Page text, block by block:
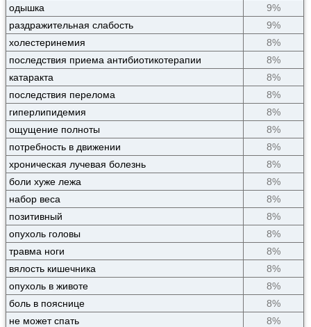
одышка
9%
раздражительная слабость
9%
холестеринемия
8%
последствия приема антибиотикотерапии
8%
катаракта
8%
последствия перелома
8%
гиперлипидемия
8%
ощущение полноты
8%
потребность в движении
8%
хроническая лучевая болезнь
8%
боли хуже лежа
8%
набор веса
8%
позитивный
8%
опухоль головы
8%
травма ноги
8%
вялость кишечника
8%
опухоль в животе
8%
боль в пояснице
8%
не может спать
8%